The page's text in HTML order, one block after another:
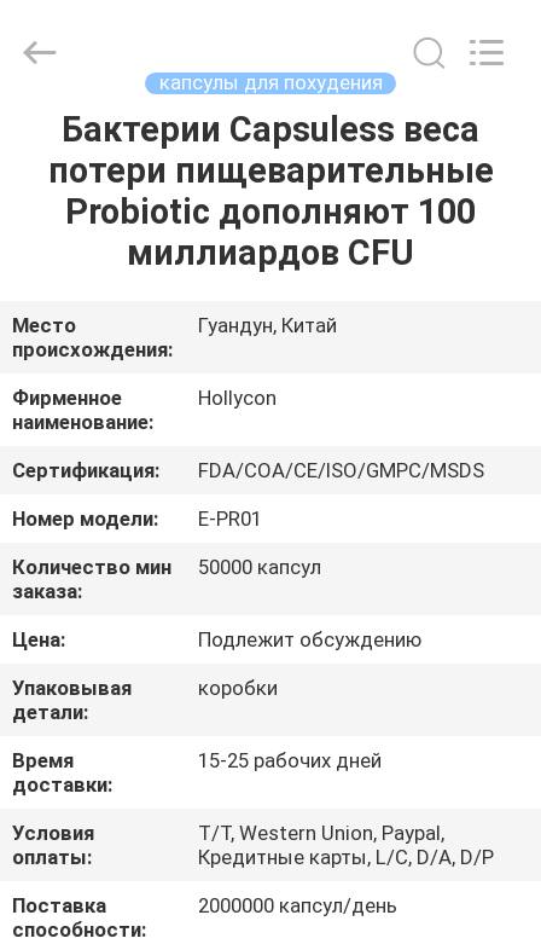
ГЛАВНАЯ
СТРАНИЦА
ПРОДУКЦИЯ
РОЛИКИ
О
КОМПАНИИ
НАША
ФАБРИКА
КОНТРОЛЬ
КАЧЕСТВА
КОНТАКТНЫЕ
ДАННЫЕ
НОВОСТИ
капсулы для похудения
Бактерии Capsuless веса
потери пищеварительные
Probiotic дополняют 100
миллиардов CFU
Место
происхождения:
Гуандун, Китай
Фирменное
наименование:
Hollycon
Сертификация:
FDA/COA/CE/ISO/GMPC/MSDS
Номер модели:
E-PR01
Количество мин
заказа:
50000 капсул
Цена:
Подлежит обсуждению
Упаковывая
детали:
коробки
Время
доставки:
15-25 рабочих дней
Условия
оплаты:
T/T, Western Union, Paypal,
Кредитные карты, L/C, D/A, D/P
Поставка
способности:
2000000 капсул/день